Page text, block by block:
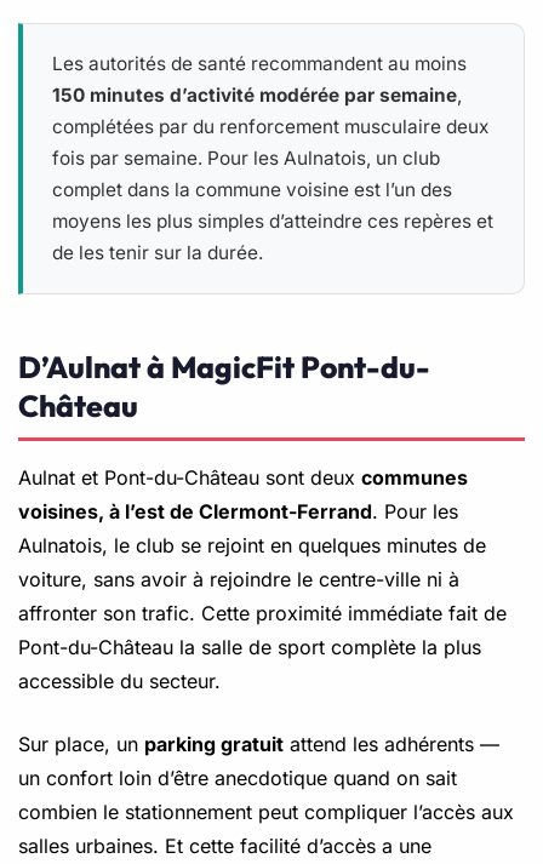
Les autorités de santé recommandent au moins
150 minutes d’activité modérée par semaine,
complétées par du renforcement musculaire deux
fois par semaine. Pour les Aulnatois, un club
complet dans la commune voisine est l’un des
moyens les plus simples d’atteindre ces repères et
de les tenir sur la durée.
D’Aulnat à MagicFit Pont-du-
Château
Aulnat et Pont-du-Château sont deux communes
voisines, à l’est de Clermont-Ferrand. Pour les
Aulnatois, le club se rejoint en quelques minutes de
voiture, sans avoir à rejoindre le centre-ville ni à
affronter son trafic. Cette proximité immédiate fait de
Pont-du-Château la salle de sport complète la plus
accessible du secteur.
Sur place, un parking gratuit attend les adhérents —
un confort loin d’être anecdotique quand on sait
combien le stationnement peut compliquer l’accès aux
salles urbaines. Et cette facilité d’accès a une